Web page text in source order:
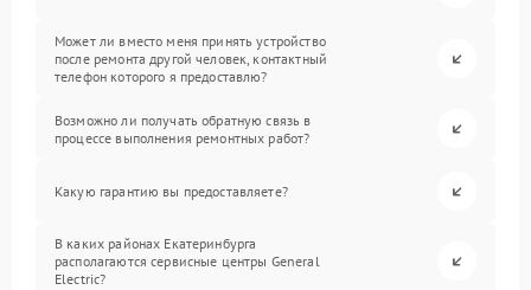
Может ли вместо меня принять устройство
после ремонта другой человек, контактный
телефон которого я предоставлю?
Возможно ли получать обратную связь в
процессе выполнения ремонтных работ?
Какую гарантию вы предоставляете?
В каких районах Екатеринбурга
располагаются сервисные центры General
Electric?